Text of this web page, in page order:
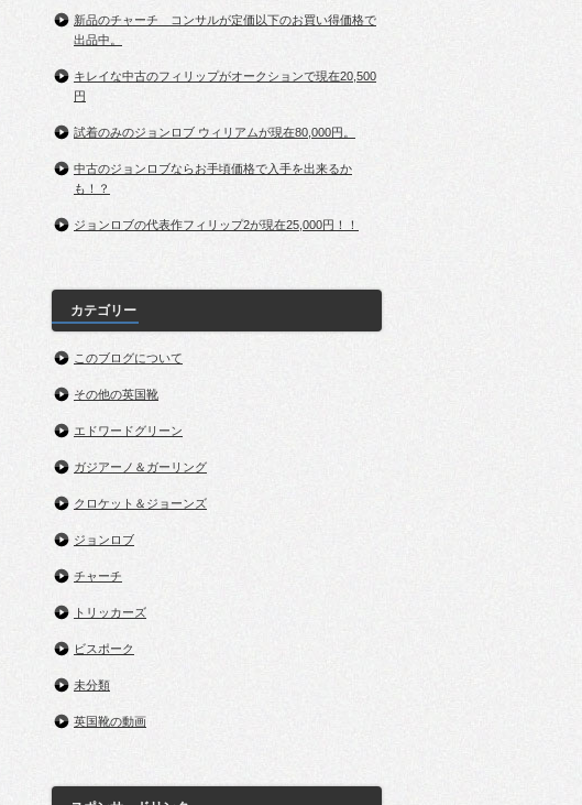
新品のチャーチ コンサルが定価以下のお買い得価格で
出品中。
キレイな中古のフィリップがオークションで現在20,500
円
試着のみのジョンロブ ウィリアムが現在80,000円。
中古のジョンロブならお手頃価格で入手を出来るか
も！？
ジョンロブの代表作フィリップ2が現在25,000円！！
カテゴリー
このブログについて
その他の英国靴
エドワードグリーン
ガジアーノ＆ガーリング
クロケット＆ジョーンズ
ジョンロブ
チャーチ
トリッカーズ
ビスポーク
未分類
英国靴の動画